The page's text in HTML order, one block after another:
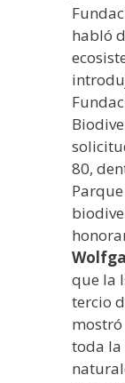
habló
80,
que la
tercio
toda la